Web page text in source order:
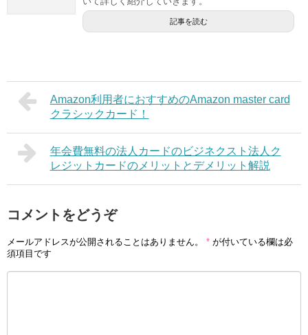
記事を読む
Amazon利用者におすすめのAmazon master card
クラシックカード！
年会費無料の法人カードのビジネクスト法人ク
レジットカードのメリットとデメリット解説
コメントをどうぞ
メールアドレスが公開されることはありません。 * が付いている欄は必
須項目です